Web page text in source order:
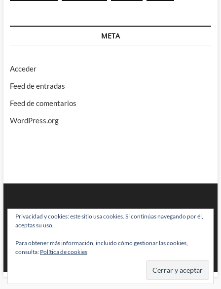
META
Acceder
Feed de entradas
Feed de comentarios
WordPress.org
BRAINSTOMPING| Diseñado por:Theme Freesia|WordPress| © Todos
los derechos reservados
Privacidad y cookies: este sitio usa cookies. Si continúas navegando por él,
aceptas su uso.
Para obtener más información, incluido cómo gestionar las cookies,
consulta: Política de cookies